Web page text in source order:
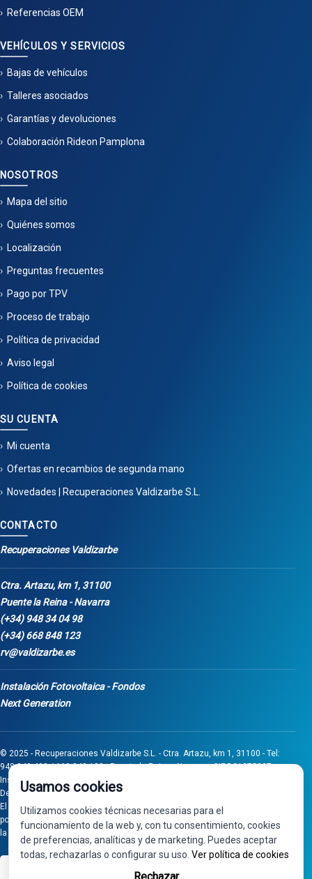
Referencias OEM
VEHÍCULOS Y SERVICIOS
Bajas de vehículos
Talleres asociados
Garantías y devoluciones
Colaboración Rideon Pamplona
NOSOTROS
Mapa del sitio
Quiénes somos
Localización
Preguntas frecuentes
Pago por TPV
Proceso de trabajo
Política de privacidad
Aviso legal
Política de cookies
SU CUENTA
Mi cuenta
Ofertas en recambios de segunda mano
Novedades | Recuperaciones Valdizarbe S.L.
CONTACTO
Recuperaciones Valdizarbe
Ctra. Artazu, km 1, 31100
Puente la Reina - Navarra
(+34) 948 34 04 98
(+34) 668 848 123
rv@valdizarbe.es
Instalación Fotovoltaica - Fondos
Next Generation
© 2025 - Recuperaciones Valdizarbe S.L. - Ctra. Artazu, km 1, 31100 - Tel:
948 340 498 / 668 848 123 - Puente la Reina - Navarra - CIF B31275837.
Inscrita en el Registro Mercantil de Navarra, Tomo 32, Folio 75, Hoja 525.
Desarrollado porSeintosoft
El proyecto de inversión "0011-0558-2024-000008" ha sido subvencionado
por Gobierno de Navarra al amparo de la convocatoria de 2024 de Ayudas a
la inversión en pymes industriales
Usamos cookies
Utilizamos cookies técnicas necesarias para el
funcionamiento de la web y, con tu consentimiento, cookies
de preferencias, analíticas y de marketing. Puedes aceptar
todas, rechazarlas o configurar su uso. Ver política de cookies